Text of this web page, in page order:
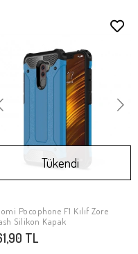
Stokta Yok
Tükendi
Pocophone F1 Kılıf Zore
Silikon Kapak
TL